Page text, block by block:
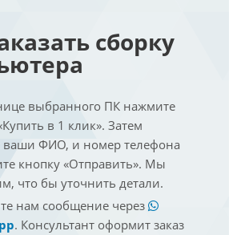
сборку
выбранного ПК нажмите
в 1 клик». Затем
ваши ФИО, и номер телефона
кнопку «Отправить». Мы
что бы уточнить детали.
нам сообщение через
. Консультант оформит заказ